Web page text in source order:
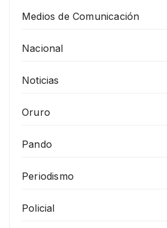
Medios de Comunicación
Nacional
Noticias
Oruro
Pando
Periodismo
Policial